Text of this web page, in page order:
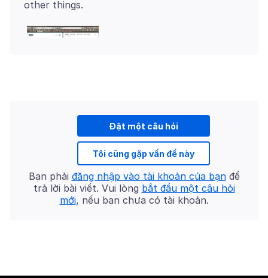
Đặt một câu hỏi
Tôi cũng gặp vấn đề này
Bạn phải đăng nhập vào tài khoản của bạnđể
trả lời bài viết. Vui lòng bắt đầu một câu hỏi
mới, nếu bạn chưa có tài khoản.